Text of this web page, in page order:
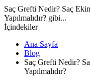
Saç Grefti Nedir? Saç
Yapılmalıdır? gibi...
İçindekiler
Ana Sayfa
Blog
Saç Grefti Nedir?
Yapılmalıdır?